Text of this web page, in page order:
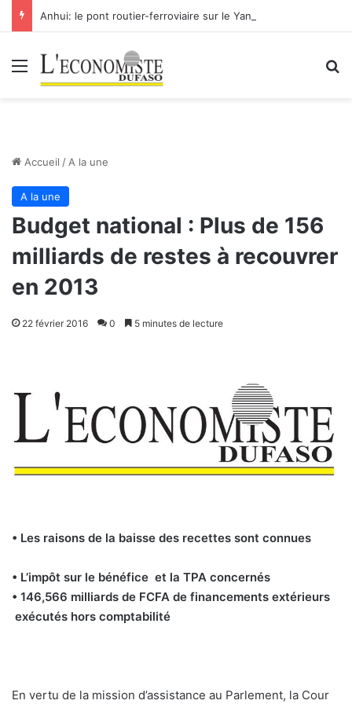
Menu
Accueil / A la une
A la une
Budget national : Plus de 156
milliards de restes à recouvrer
en 2013
22 février 2016 0 5 minutes de lecture
• Les raisons de la baisse des recettes sont connues
• L’impôt sur le bénéfice et la TPA concernés
• 146,566 milliards de FCFA de financements extérieurs
exécutés hors comptabilité
En vertu de la mission d’assistance au Parlement, la Cour